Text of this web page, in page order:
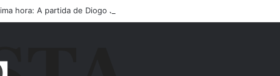
hora: A partida de Diogo Jota ainda é motivo de choro